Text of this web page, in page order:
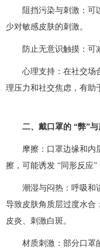
阻挡污染与刺激：可以
少对敏感皮肤的刺激。
防止无意识触摸：可减
心理支持：在社交场合
理压力和社交焦虑，有助
二、戴口罩的 “弊”与
摩擦：口罩边缘和内层
擦，可能诱发 “同形反应”​
潮湿与闷热：呼吸和讲
导致皮肤角质层过度水合
皮炎、刺激白斑。
材质刺激：部分口罩的